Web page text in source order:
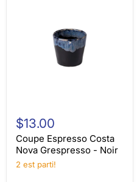
Espresso
Costa
Nova
Grespresso
Noir
$13.00
Coupe Espresso Costa
Nova Grespresso - Noir
2 est parti!